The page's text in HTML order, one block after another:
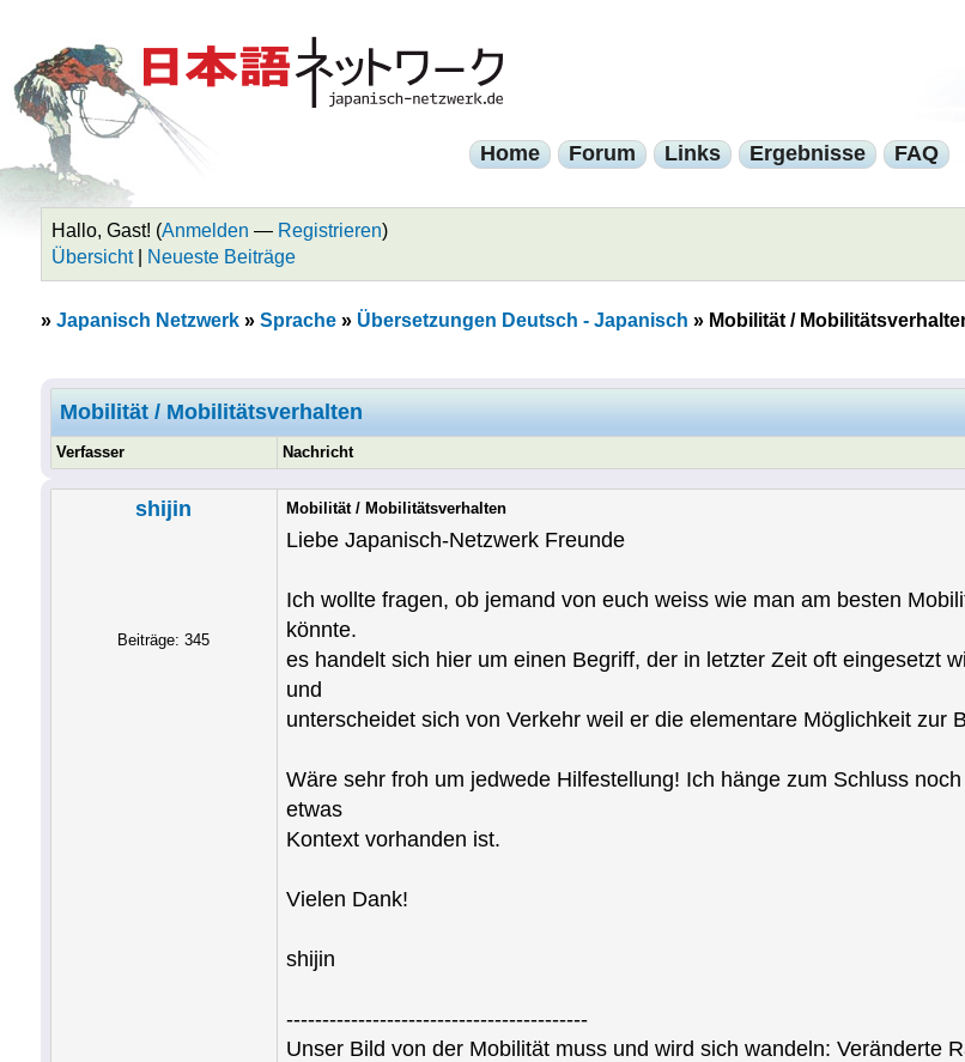
Home Forum Links Ergebnisse FAQ
Hallo, Gast! (Anmelden — Registrieren)
Übersicht| Neueste Beiträge
» Japanisch Netzwerk» Sprache» Übersetzungen Deutsch - Japanisch » Mobilität /
Mobilität / Mobilitätsverhalten
Verfasser Nachricht
shijin
Beiträge: 345
Mobilität / Mobilitätsverhalten
Liebe Japanisch-Netzwerk Freunde
Ich wollte fragen, ob jemand von euch weiss wie man am besten
könnte.
es handelt sich hier um einen Begriff, der in letzter Zeit oft eingesetzt
und
unterscheidet sich von Verkehr weil er die elementare Möglichkeit zur
Wäre sehr froh um jedwede Hilfestellung! Ich hänge zum Schluss
etwas
Kontext vorhanden ist.
Vielen Dank!
shijin
------------------------------------------
Unser Bild von der Mobilität muss und wird sich wandeln: Veränderte